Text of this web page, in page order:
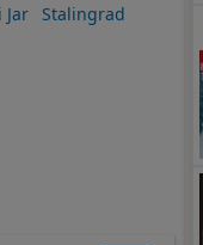
Jar
Stalingrad